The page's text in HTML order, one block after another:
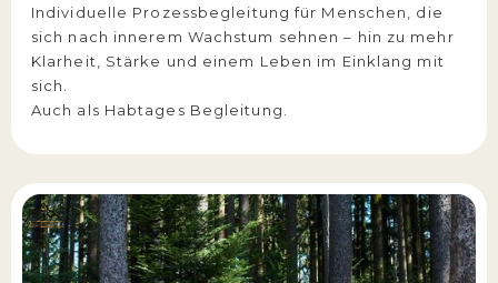
Individuelle Prozessbegleitung für Menschen, die
sich nach innerem Wachstum sehnen – hin zu mehr
Klarheit, Stärke und einem Leben im Einklang mit
sich.
Auch als Habtages Begleitung.